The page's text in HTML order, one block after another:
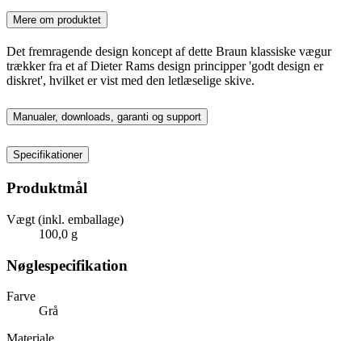
Mere om produktet
Det fremragende design koncept af dette Braun klassiske vægur
trækker fra et af Dieter Rams design principper 'godt design er
diskret', hvilket er vist med den letlæselige skive.
Manualer, downloads, garanti og support
Specifikationer
Produktmål
Vægt (inkl. emballage)
100,0 g
Nøglespecifikation
Farve
Grå